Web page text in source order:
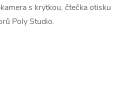
s krytkou, čtečka otisku
Poly Studio.